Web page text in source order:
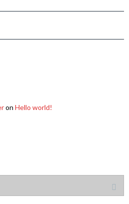
on Hello world!